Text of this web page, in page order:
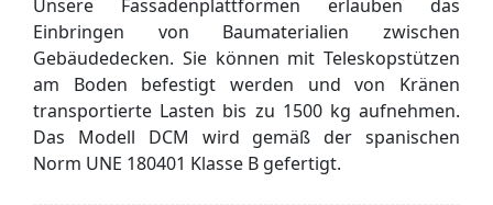
Unsere Fassadenplattformen erlauben das
Einbringen von Baumaterialien zwischen
Gebäudedecken. Sie können mit Teleskopstützen
am Boden befestigt werden und von Kränen
transportierte Lasten bis zu 1500 kg aufnehmen.
Das Modell DCM wird gemäß der spanischen
Norm UNE 180401 Klasse B gefertigt.